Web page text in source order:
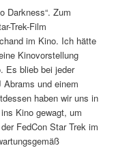
Darkness“. Zum
Trek-Film
im Kino. Ich hätte
Kinovorstellung
Es blieb bei jeder
und einem
haben wir uns in
Kino gewagt, um
FedCon Star Trek im